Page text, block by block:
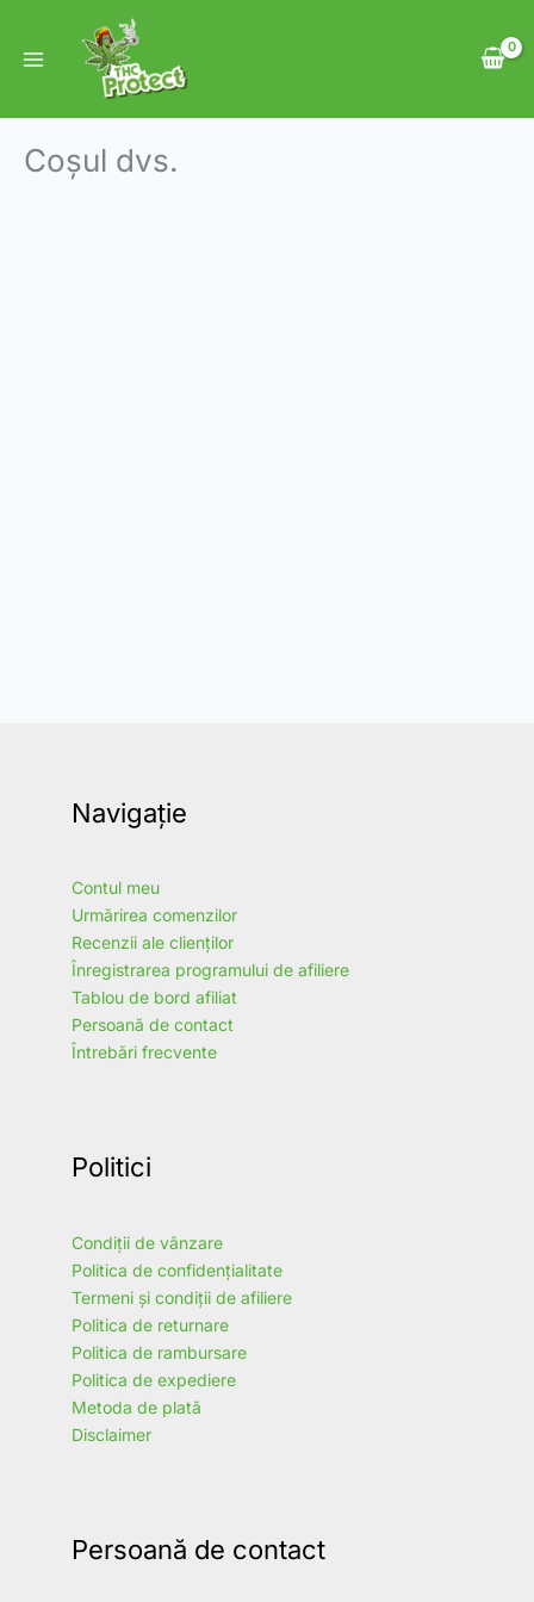
content
Coșul dvs.
Navigație
Contul meu
Urmărirea comenzilor
Recenzii ale clienților
Înregistrarea programului de afiliere
Tablou de bord afiliat
Persoană de contact
Întrebări frecvente
Politici
Condiții de vânzare
Politica de confidențialitate
Termeni și condiții de afiliere
Politica de returnare
Politica de rambursare
Politica de expediere
Metoda de plată
Disclaimer
Persoană de contact